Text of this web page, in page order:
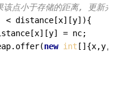
点小于存储的距离, 更新并
< distance[x][y]){
= nc;
new int